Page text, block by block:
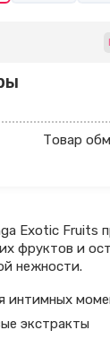
Товар
Exotic Fruits
фруктов и
нежности.
интимных
экстракты